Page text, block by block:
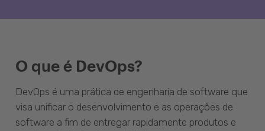
O que é DevOps?
DevOps é uma prática de engenharia de software que
visa unificar o desenvolvimento e as operações de
software a fim de entregar rapidamente produtos e